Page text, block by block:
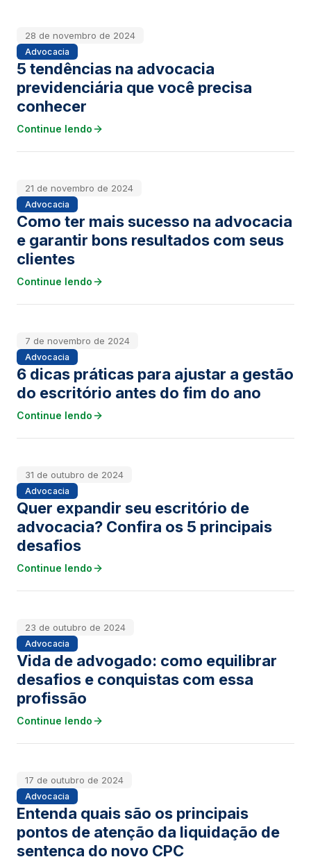
28 de novembro de 2024
Advocacia
5 tendências na advocacia
previdenciária que você precisa
conhecer
Continue lendo
21 de novembro de 2024
Advocacia
Como ter mais sucesso na advocacia
e garantir bons resultados com seus
clientes
Continue lendo
7 de novembro de 2024
Advocacia
6 dicas práticas para ajustar a gestão
do escritório antes do fim do ano
Continue lendo
31 de outubro de 2024
Advocacia
Quer expandir seu escritório de
advocacia? Confira os 5 principais
desafios
Continue lendo
23 de outubro de 2024
Advocacia
Vida de advogado: como equilibrar
desafios e conquistas com essa
profissão
Continue lendo
17 de outubro de 2024
Advocacia
Entenda quais são os principais
pontos de atenção da liquidação de
sentença do novo CPC